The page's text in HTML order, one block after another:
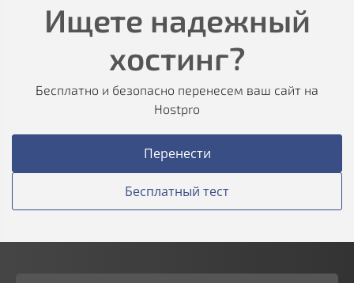
Ищете надежный
хостинг?
Бесплатно и безопасно перенесем ваш сайт на
Hostpro
Перенести
Бесплатный тест